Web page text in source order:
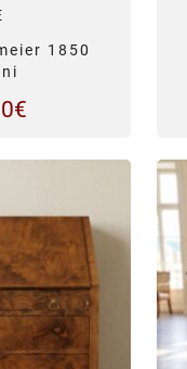
1850
€